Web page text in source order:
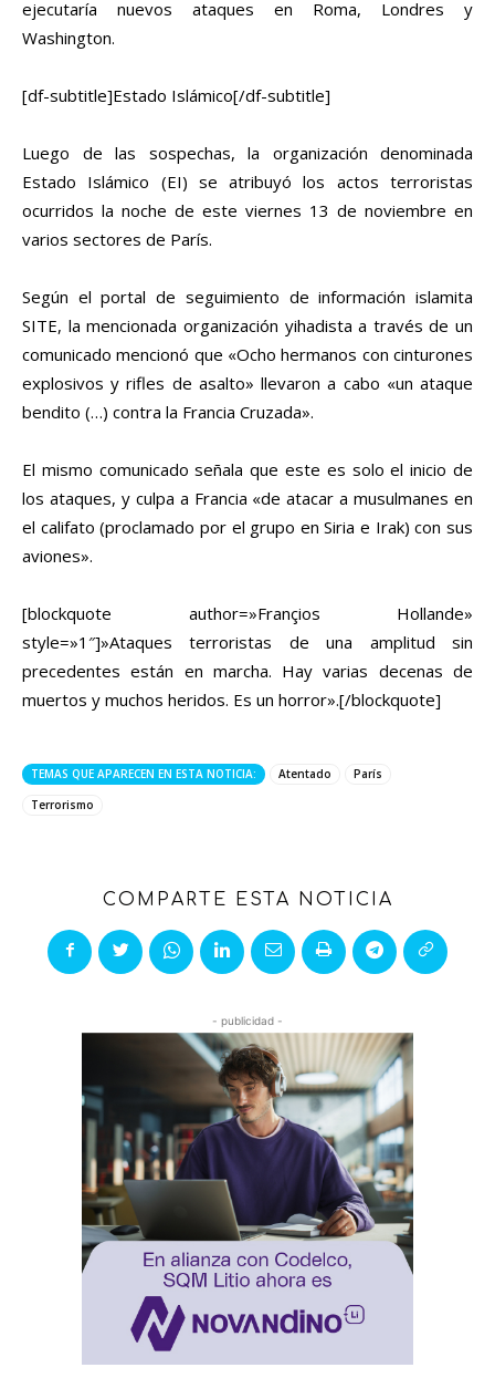
ejecutaría nuevos ataques en Roma, Londres y
Washington.
[df-subtitle]Estado Islámico[/df-subtitle]
Luego de las sospechas, la organización denominada
Estado Islámico (EI) se atribuyó los actos terroristas
ocurridos la noche de este viernes 13 de noviembre en
varios sectores de París.
Según el portal de seguimiento de información islamita
SITE, la mencionada organización yihadista a través de un
comunicado mencionó que «Ocho hermanos con cinturones
explosivos y rifles de asalto» llevaron a cabo «un ataque
bendito (…) contra la Francia Cruzada».
El mismo comunicado señala que este es solo el inicio de
los ataques, y culpa a Francia «de atacar a musulmanes en
el califato (proclamado por el grupo en Siria e Irak) con sus
aviones».
[blockquote author=»Françios Hollande»
style=»1″]»Ataques terroristas de una amplitud sin
precedentes están en marcha. Hay varias decenas de
muertos y muchos heridos. Es un horror».[/blockquote]
TEMAS QUE APARECEN EN ESTA NOTICIA: Atentado
París
Terrorismo
COMPARTE ESTA NOTICIA
- publicidad -